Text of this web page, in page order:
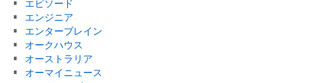
エピソード
エンジニア
エンターブレイン
オークハウス
オーストラリア
オーマイニュース